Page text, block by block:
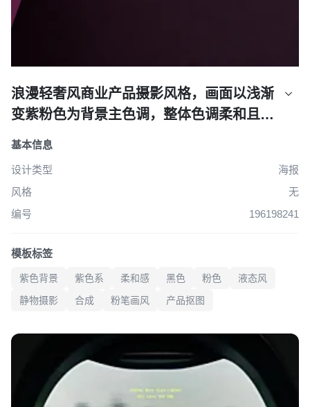
浪漫轻奢风商业产品摄影风格，画面以浅渐
变紫粉色为背景主色调，整体色调柔和且富
有高级感。采用俯视斜拍的视角，主体置于
是粉紫色墙面，呈自然倾斜角度。光投射爱
心形状的光
创作 海报
基本信息
设计类型
海报
风格
无
编号
196198241
模板标签
紫色背景 紫色系 柔和感 黑色 粉色
液态风
静物摄影
合成 粉笔画风 产品抠图